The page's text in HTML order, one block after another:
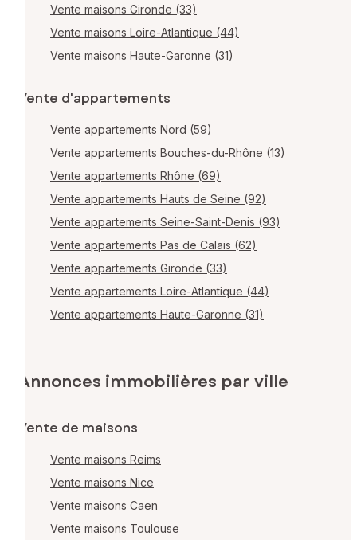
Vente maisons Gironde (33)
Vente maisons Loire-Atlantique (44)
Vente maisons Haute-Garonne (31)
Vente d'appartements
Vente appartements Nord (59)
Vente appartements Bouches-du-Rhône (13)
Vente appartements Rhône (69)
Vente appartements Hauts de Seine (92)
Vente appartements Seine-Saint-Denis (93)
Vente appartements Pas de Calais (62)
Vente appartements Gironde (33)
Vente appartements Loire-Atlantique (44)
Vente appartements Haute-Garonne (31)
Annonces immobilières par ville
Vente de maisons
Vente maisons Reims
Vente maisons Nice
Vente maisons Caen
Vente maisons Toulouse